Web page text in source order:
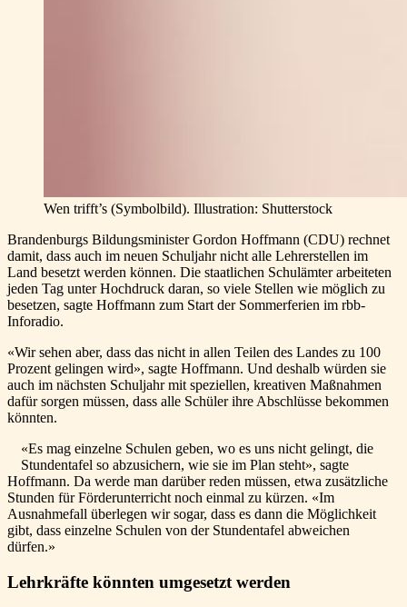
Wen trifft’s (Symbolbild). Illustration: Shutterstock
Brandenburgs Bildungsminister Gordon Hoffmann (CDU) rechnet
damit, dass auch im neuen Schuljahr nicht alle Lehrerstellen im
Land besetzt werden können. Die staatlichen Schulämter arbeiteten
jeden Tag unter Hochdruck daran, so viele Stellen wie möglich zu
besetzen, sagte Hoffmann zum Start der Sommerferien im rbb-
Inforadio.
«Wir sehen aber, dass das nicht in allen Teilen des Landes zu 100
Prozent gelingen wird», sagte Hoffmann. Und deshalb würden sie
auch im nächsten Schuljahr mit speziellen, kreativen Maßnahmen
dafür sorgen müssen, dass alle Schüler ihre Abschlüsse bekommen
könnten.
«Es mag einzelne Schulen geben, wo es uns nicht gelingt, die
Stundentafel so abzusichern, wie sie im Plan steht», sagte
Hoffmann. Da werde man darüber reden müssen, etwa zusätzliche
Stunden für Förderunterricht noch einmal zu kürzen. «Im
Ausnahmefall überlegen wir sogar, dass es dann die Möglichkeit
gibt, dass einzelne Schulen von der Stundentafel abweichen
dürfen.»
Lehrkräfte könnten umgesetzt werden